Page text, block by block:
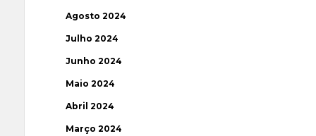
Agosto 2024
Julho 2024
Junho 2024
Maio 2024
Abril 2024
Março 2024